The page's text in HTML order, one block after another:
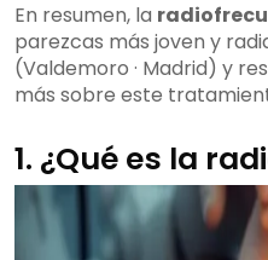
En resumen, la
parezcas más joven y
(Valdemoro · Madrid) y
más sobre este
1. ¿Qué es la